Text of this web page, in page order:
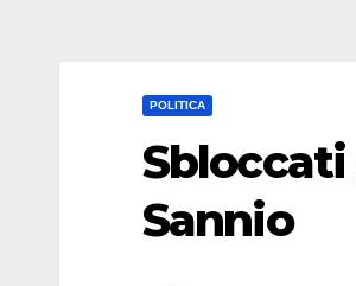
POLITICA
Sannio